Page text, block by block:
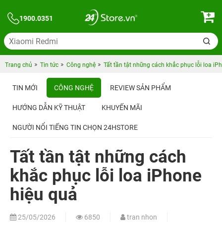
1900.0351
Trang chủ Tin tức Công nghệ Tất tần tật những cách khắc phục lỗi loa
TIN MỚI CÔNG NGHỆ REVIEW SẢN PHẨM
HƯỚNG DẪN KỸ THUẬT KHUYẾN MÃI
NGƯỜI NỔI TIẾNG TIN CHỌN 24HSTORE
Tất tần tật những cách
khắc phục lỗi loa iPhone
hiệu quả
25/05/2026 6850 tran nhon